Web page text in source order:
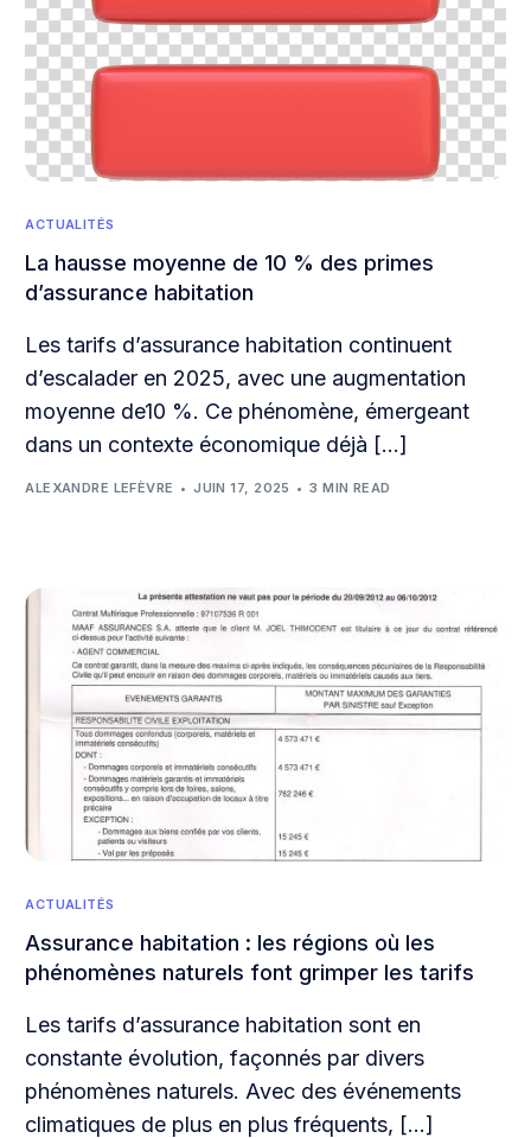
ACTUALITÉS
La hausse moyenne de 10 % des primes
d’assurance habitation
Les tarifs d’assurance habitation continuent
d’escalader en 2025, avec une augmentation
moyenne de10 %. Ce phénomène, émergeant
dans un contexte économique déjà […]
ALEXANDRE LEFÈVRE JUIN 17, 2025 3 MIN READ
ACTUALITÉS
Assurance habitation : les régions où les
phénomènes naturels font grimper les tarifs
Les tarifs d’assurance habitation sont en
constante évolution, façonnés par divers
phénomènes naturels. Avec des événements
climatiques de plus en plus fréquents, […]